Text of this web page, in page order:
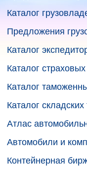
Каталог
Предложения
Каталог
Каталог
Каталог
Каталог
Атлас
Автомобили и
Контейнерная